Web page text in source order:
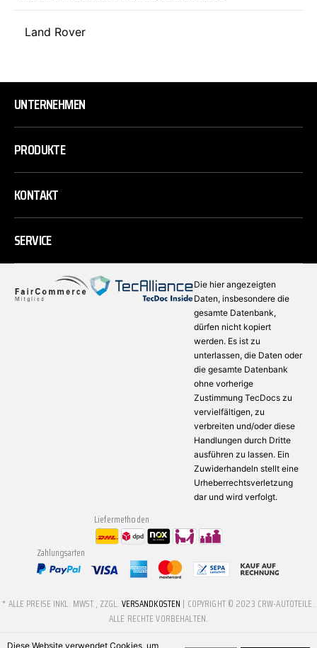
Land Rover
UNTERNEHMEN
PRODUKTE
KONTAKT
SERVICE
Die hier angezeigten
Daten, insbesondere die
gesamte Datenbank,
dürfen nicht kopiert
werden. Es ist zu
unterlassen, die Daten oder
die gesamte Datenbank
ohne vorherige
Zustimmung TecDocs zu
vervielfältigen, zu
verbreiten und/oder diese
Handlungen durch Dritte
ausführen zu lassen. Ein
Zuwiderhandeln stellt eine
Urheberrechtsverletzung
dar und wird verfolgt.
Liefermethoden
Zahlungsarten
* ALLE PREISE INKL. MWST., ZZGL. VERSANDKOSTEN | COPYRIGHT © 2023 CRW-AUTOTEILE.
ALLE RECHTE VORBEHALTEN.
Diese Website verwendet Cookies, um